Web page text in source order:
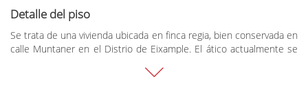
Detalle del piso
Se trata de una vivienda ubicada en finca regia, bien conservada en
calle Muntaner en el Distrio de Eixample. El ático actualmente se
vivienda cuenta con 175m² distribuidos en amplias y cómodas